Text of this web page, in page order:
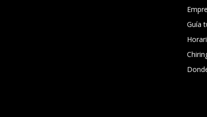
Guía